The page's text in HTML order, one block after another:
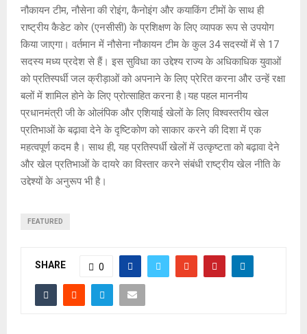
नौकायन टीम, नौसेना की रोइंग, कैनोइंग और कयाकिंग टीमों के साथ ही
राष्ट्रीय कैडेट कोर (एनसीसी) के प्रशिक्षण के लिए व्यापक रूप से उपयोग
किया जाएगा। वर्तमान में नौसेना नौकायन टीम के कुल 34 सदस्यों में से 17
सदस्य मध्य प्रदेश से हैं। इस सुविधा का उद्देश्य राज्य के अधिकाधिक युवाओं
को प्रतिस्पर्धी जल क्रीड़ाओं को अपनाने के लिए प्रेरित करना और उन्हें रक्षा
बलों में शामिल होने के लिए प्रोत्साहित करना है।यह पहल माननीय
प्रधानमंत्री जी के ओलंपिक और एशियाई खेलों के लिए विश्वस्तरीय खेल
प्रतिभाओं के बढ़ावा देने के दृष्टिकोण को साकार करने की दिशा में एक
महत्वपूर्ण कदम है। साथ ही, यह प्रतिस्पर्धी खेलों में उत्कृष्टता को बढ़ावा देने
और खेल प्रतिभाओं के दायरे का विस्तार करने संबंधी राष्ट्रीय खेल नीति के
उद्देश्यों के अनुरूप भी है।
FEATURED
SHARE 0